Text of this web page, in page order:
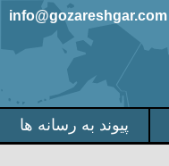
info@gozareshgar.com
پیوند به رسانه ها